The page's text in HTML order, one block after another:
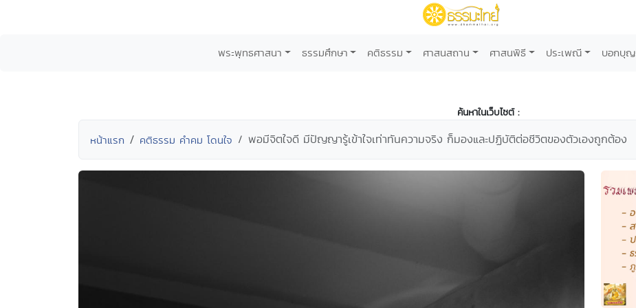
พระพุทธศาสนา ธรรมศึกษา คติธรรม ศาสนสถาน ศาสนพิธี ประเพณี บอกบุญ
ค้นหาในเว็บไซต์ :
หน้าแรก คติธรรม คำคม โดนใจ พอมีจิตใจดี มีปัญญารู้เข้าใจเท่าทันความจริง ก็มองและปฏิบัติต่อชีวิตของตัวเองถูกต้อง